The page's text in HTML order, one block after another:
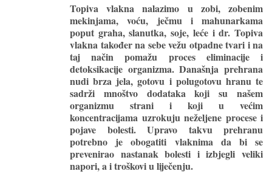
Topiva vlakna nalazimo u zobi, zobenim
mekinjama, voću, ječmu i mahunarkama
poput graha, slanutka, soje, leće i dr. Topiva
vlakna također na sebe vežu otpadne tvari i na
taj način pomažu proces eliminacije i
detoksikacije organizma. Današnja prehrana
nudi brza jela, gotovu i polugotovu hranu te
sadrži mnoštvo dodataka koji su našem
organizmu strani i koji u većim
koncentracijama uzrokuju neželjene procese i
pojave bolesti. Upravo takvu prehranu
potrebno je obogatiti vlaknima da bi se
prevenirao nastanak bolesti i izbjegli veliki
napori, a i troškovi u liječenju.